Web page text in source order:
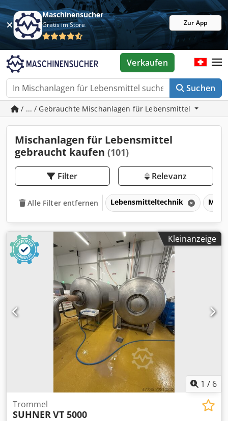
Maschinensucher
Gratis im Store Zur App
Suchen
Verkaufen
/ ... / Gebrauchte Mischanlagen für Lebensmittel
Mischanlagen für Lebensmittel
gebraucht kaufen (101)
Filter Relevanz
Alle Filter entfernen Lebensmitteltechnik
Kleinanzeige
1 / 6
Trommel
SUHNERVT 5000